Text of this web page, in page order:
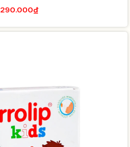
290.000₫